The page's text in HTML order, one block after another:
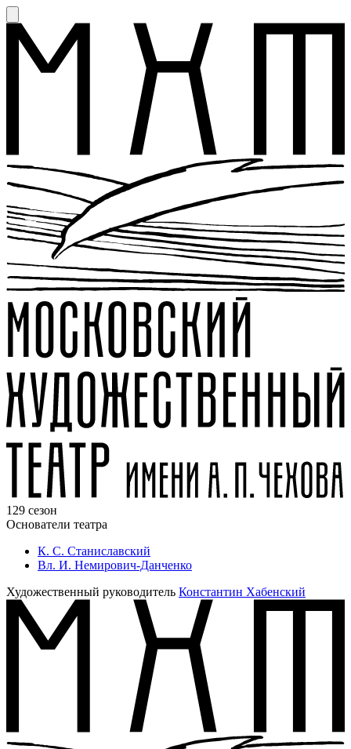
129 сезон
Основатели театра
К. С. Станиславский
Вл. И. Немирович-Данченко
Художественный руководитель Константин Хабенский